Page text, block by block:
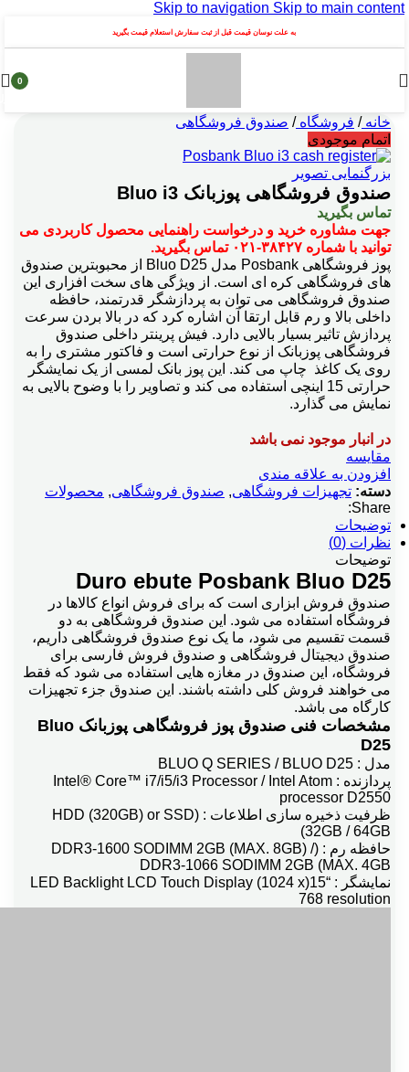
Skip to navigation Skip to main content
به علت نوسان قیمت قبل از ثبت سفارش استعلام قیمت بگیرید
0
خانه/ فروشگاه/ صندوق فروشگاهی
اتمام موجودی
بزرگنمایی تصویر
صندوق فروشگاهی پوزبانک Bluo i3
تماس بگیرید
جهت مشاوره خرید و درخواست راهنمایی محصول کاربردی می
توانید با شماره ۳۸۴۲۷-۰۲۱ تماس بگیرید.
پوز فروشگاهی Posbank مدل Bluo D25 از محبوبترین صندوق
های فروشگاهی کره ای است. از ویژگی های سخت افزاری این
صندوق فروشگاهی می توان به پردازشگر قدرتمند، حافظه
داخلی بالا و رم قابل ارتقا آن اشاره کرد که در بالا بردن سرعت
پردازش تاثیر بسیار بالایی دارد. فیش پرینتر داخلی صندوق
فروشگاهی پوزبانک از نوع حرارتی است و فاکتور مشتری را به
روی یک کاغذ چاپ می کند. این پوز بانک لمسی از یک نمایشگر
حرارتی 15 اینچی استفاده می کند و تصاویر را با وضوح بالایی به
نمایش می گذارد.
در انبار موجود نمی باشد
مقایسه
افزودن به علاقه مندی
دسته: تجهیزات فروشگاهی, صندوق فروشگاهی, محصولات
Share:
توضیحات
نظرات (0)
توضیحات
Duro ebute Posbank Bluo D25
صندوق فروش ابزاری است که برای فروش انواع کالاها در
فروشگاه استفاده می شود. این صندوق فروشگاهی به دو
قسمت تقسیم می شود، ما یک نوع صندوق فروشگاهی داریم،
صندوق دیجیتال فروشگاهی و صندوق فروش فارسی برای
فروشگاه، این صندوق در مغازه هایی استفاده می شود که فقط
می خواهند فروش کلی داشته باشند. این صندوق جزء تجهیزات
کارگاه می باشد.
مشخصات فنی صندوق پوز فروشگاهی پوزبانک Bluo
D25
مدل : BLUO Q SERIES / BLUO D25
پردازنده : Intel® Core™ i7/i5/i3 Processor / Intel Atom
processor D2550
ظرفیت ذخیره سازی اطلاعات : (HDD (320GB) or SSD
(32GB / 64GB
حافظه رم : (DDR3-1600 SODIMM 2GB (MAX. 8GB) /
DDR3-1066 SODIMM 2GB (MAX. 4GB
نمایشگر : “15(LED Backlight LCD Touch Display (1024 x
768 resolution